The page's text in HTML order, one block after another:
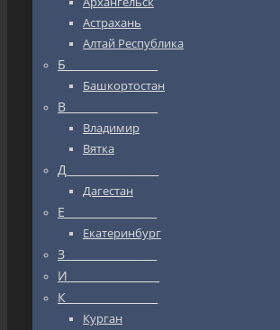
Астрахань
Алтай Республика
Б_________________
Башкортостан
В_________________
Владимир
Вятка
Д_________________
Дагестан
Е_________________
Екатеринбург
З_________________
И_________________
К_________________
Курган